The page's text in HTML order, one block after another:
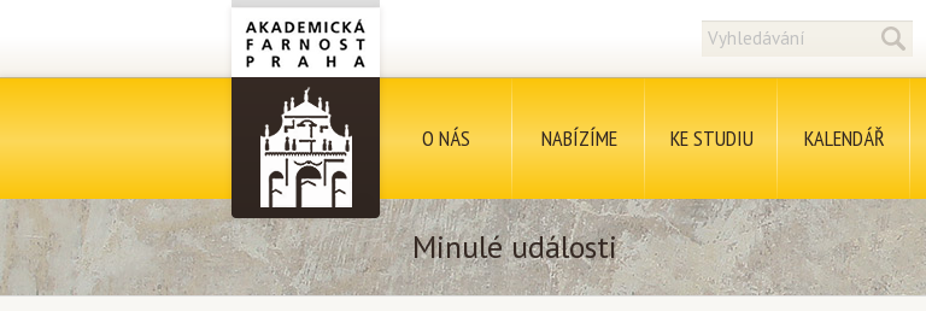
O NÁS NABÍZÍME KE STUDIU KALENDÁŘ
Minulé události